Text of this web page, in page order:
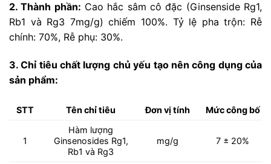
2. Thành phần: Cao hắc sâm cô đặc (Ginsenside Rg1,
Rb1 và Rg3 7mg/g) chiếm 100%. Tỷ lệ pha trộn: Rễ
chính: 70%, Rễ phụ: 30%.
3. Chỉ tiêu chất lượng chủ yếu tạo nên công dụng của
sản phẩm:
STT Tên chỉ tiêu Đơn vị tính Mức công bố
1
Hàm lượng
Ginsenosides Rg1,
Rb1 và Rg3
mg/g 7 ± 20%